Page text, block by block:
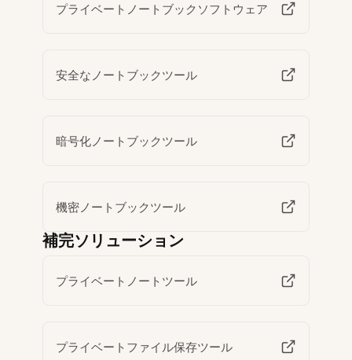
プライベートノートブックソフトウェア
安全なノートブックツール
暗号化ノートブックツール
機密ノートブックツール
補完ソリューション
プライベートノートツール
プライベートファイル保存ツール